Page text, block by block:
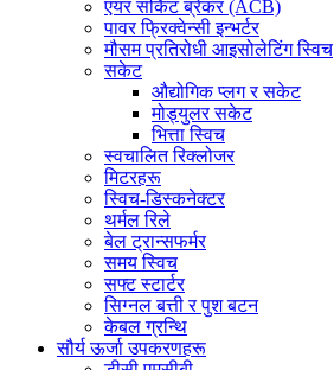
एयर सर्किट ब्रेकर (ACB)
पावर फ्रिक्वेन्सी इन्भर्टर
मौसम प्रतिरोधी आइसोलेटिंग स्विच
सकेट
औद्योगिक प्लग र सकेट
मोड्युलर सकेट
भित्ता स्विच
स्वचालित रिक्लोजर
मिटरहरू
स्विच-डिस्कनेक्टर
थर्मल रिले
बेल ट्रान्सफर्मर
समय स्विच
सफ्ट स्टार्टर
सिग्नल बत्ती र पुश बटन
केबल ग्रन्थि
सौर्य ऊर्जा उपकरणहरू